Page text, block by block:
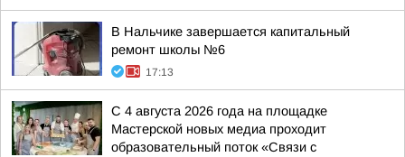
В Нальчике завершается капитальный
ремонт школы №6
17:13
С 4 августа 2026 года на площадке
Мастерской новых медиа проходит
образовательный поток «Связи с